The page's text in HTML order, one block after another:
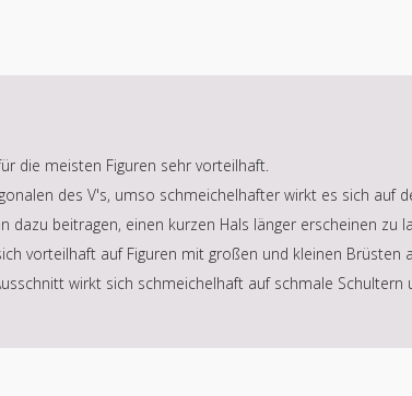
die meisten Figuren sehr vorteilhaft.
des V's, umso schmeichelhafter wirkt es sich auf
dazu beitragen, einen kurzen Hals länger erscheinen
vorteilhaft auf Figuren mit großen und kleinen Brüsten
wirkt sich schmeichelhaft auf schmale